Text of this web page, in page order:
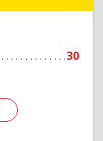
30
Подробнее